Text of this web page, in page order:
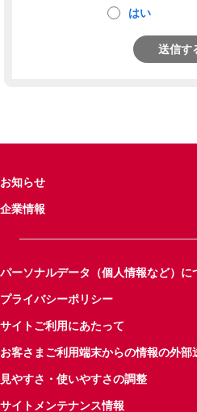
はい
送信す
お知らせ
企業情報
パーソナルデータ（個人情報など）に
プライバシーポリシー
サイトご利用にあたって
お客さまご利用端末からの情報の外部
見やすさ・使いやすさの調整
サイトメンテナンス情報